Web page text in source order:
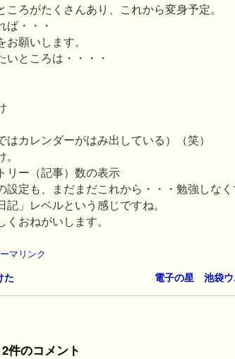
ころがたくさんあり、これから変身予定。
ば・・・
お願いします。
いところは・・・・
はカレンダーがはみ出している）（笑）
リー（記事）数の表示
設定も、まだまだこれから・・・勉強しなく
」レベルという感じですね。
くおねがいします。
マリンク
た 電子の星 池袋
のコメント